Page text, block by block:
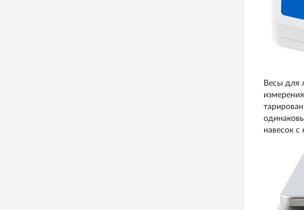
Весы для
навесок